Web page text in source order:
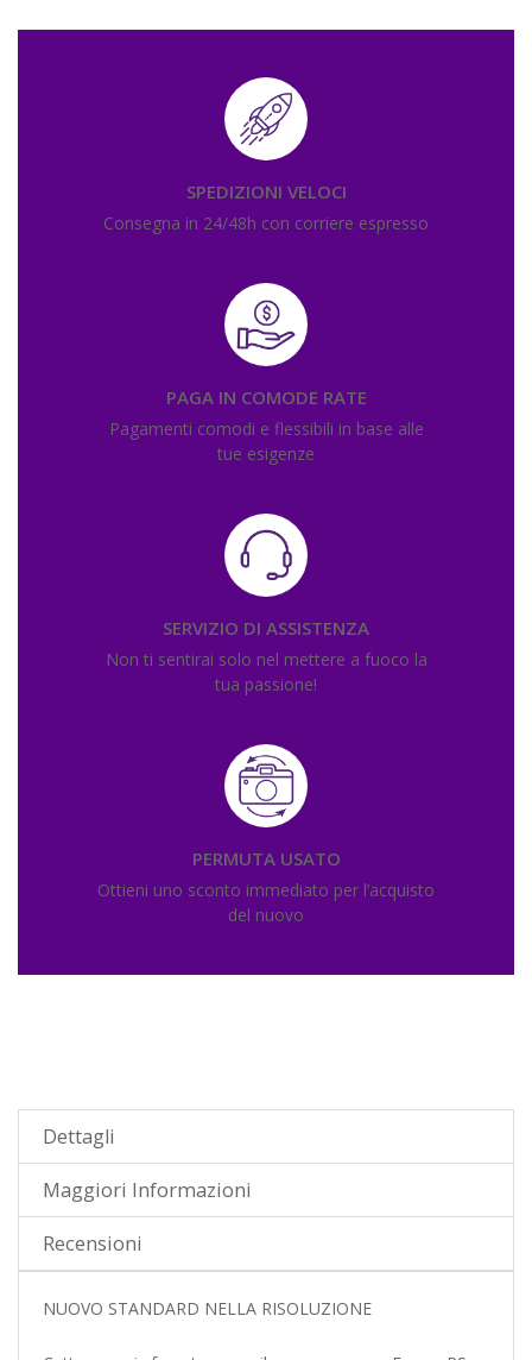
SPEDIZIONI VELOCI
Consegna in 24/48h con corriere espresso
PAGA IN COMODE RATE
Pagamenti comodi e flessibili in base alle
tue esigenze
SERVIZIO DI ASSISTENZA
Non ti sentirai solo nel mettere a fuoco la
tua passione!
PERMUTA USATO
Ottieni uno sconto immediato per l’acquisto
del nuovo
Dettagli
Maggiori Informazioni
Recensioni
NUOVO STANDARD NELLA RISOLUZIONE